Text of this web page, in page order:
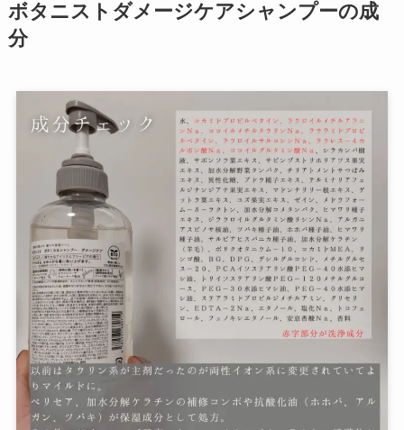
ボタニストダメージケアシャンプーの成
分